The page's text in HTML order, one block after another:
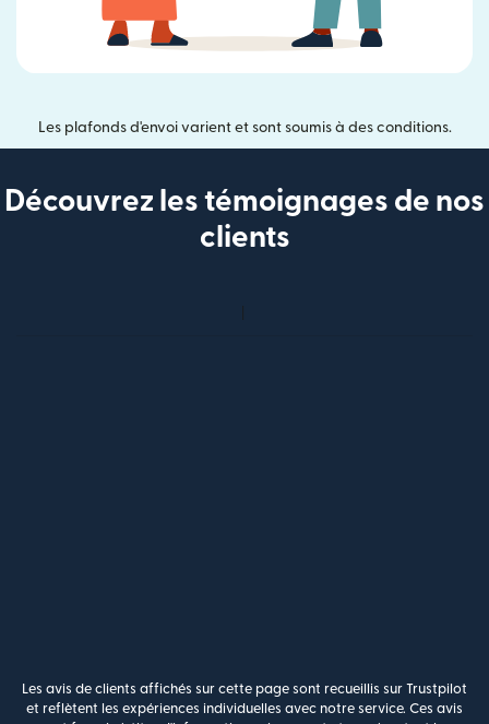
Les plafonds d'envoi varient et sont soumis à des conditions.
Découvrez les témoignages de nos
clients
Les avis de clients affichés sur cette page sont recueillis sur Trustpilot
et reflètent les expériences individuelles avec notre service. Ces avis